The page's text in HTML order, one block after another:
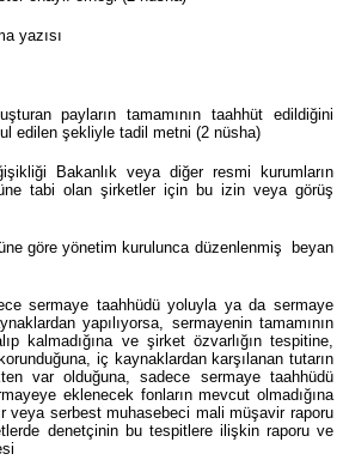
yazısı
payların tamamının taahhüt edildiğini
edilen şekliyle tadil metni (2 nüsha)
Bakanlık veya diğer resmi kurumların
tabi olan şirketler için bu izin veya görüş
göre yönetim kurulunca düzenlenmiş beyan
sermaye taahhüdü yoluyla ya da sermaye
yapılıyorsa, sermayenin tamamının
kalmadığına ve şirket özvarlığın tespitine,
iç kaynaklardan karşılanan tutarın
var olduğuna, sadece sermaye taahhüdü
eklenecek fonların mevcut olmadığına
veya serbest muhasebeci mali müşavir raporu
denetçinin bu tespitlere ilişkin raporu ve